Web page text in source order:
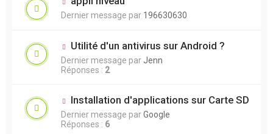
Dernier message par 196630630
Utilité d'un antivirus sur Android ?
Dernier message par Jenn
Réponses : 2
Installation d'applications sur Carte SD
Dernier message parGoogle
Réponses : 6